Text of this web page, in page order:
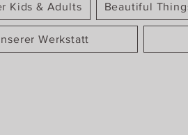
Kids & Adults Beautiful
Werkstatt